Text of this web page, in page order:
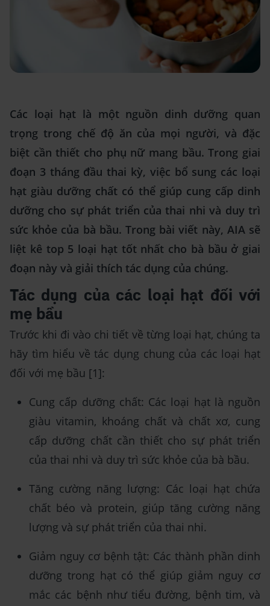
Các loại hạt là một nguồn dinh dưỡng quan
trọng trong chế độ ăn của mọi người, và đặc
biệt cần thiết cho phụ nữ mang bầu. Trong giai
đoạn 3 tháng đầu thai kỳ, việc bổ sung các loại
hạt giàu dưỡng chất có thể giúp cung cấp dinh
dưỡng cho sự phát triển của thai nhi và duy trì
sức khỏe của bà bầu. Trong bài viết này, AIA sẽ
liệt kê top 5 loại hạt tốt nhất cho bà bầu ở giai
đoạn này và giải thích tác dụng của chúng.
Tác dụng của các loại hạt đối với
mẹ bầu
Trước khi đi vào chi tiết về từng loại hạt, chúng ta
hãy tìm hiểu về tác dụng chung của các loại hạt
đối với mẹ bầu [1]:
Cung cấp dưỡng chất: Các loại hạt là nguồn
giàu vitamin, khoáng chất và chất xơ, cung
cấp dưỡng chất cần thiết cho sự phát triển
của thai nhi và duy trì sức khỏe của bà bầu.
Tăng cường năng lượng: Các loại hạt chứa
chất béo và protein, giúp tăng cường năng
lượng và sự phát triển của thai nhi.
Giảm nguy cơ bệnh tật: Các thành phần dinh
dưỡng trong hạt có thể giúp giảm nguy cơ
mắc các bệnh như tiểu đường, bệnh tim, và